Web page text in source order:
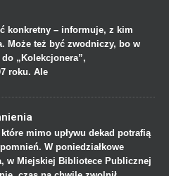
konkretny – informuje, z kim
Może też być zwodniczy, bo w
„Kolekcjonera”,
roku. Ale
mimo upływu dekad potrafią
W poniedziałkowe
w Miejskiej Bibliotece Publicznej